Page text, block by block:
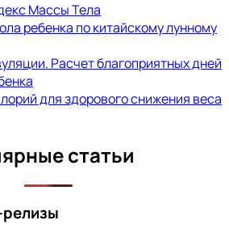
Массы Тела
ребенка по китайскому лунному
Расчет благоприятных дней
для здорового снижения веса
статьи